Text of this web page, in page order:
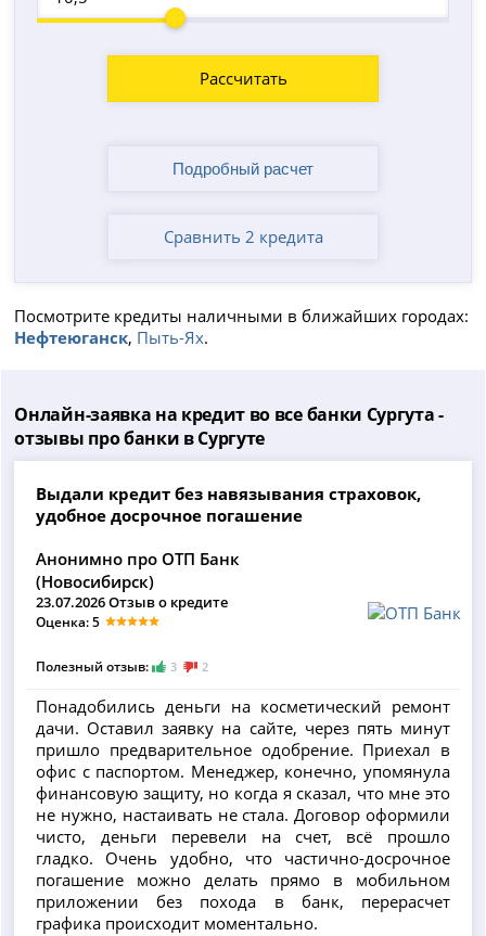
Рассчитать
Сравнить 2 кредита
Посмотрите кредиты наличными в ближайших городах:
Нефтеюганск, Пыть-Ях.
Онлайн-заявка на кредит во все банки Сургута -
отзывы про банки в Сургуте
Выдали кредит без навязывания страховок,
удобное досрочное погашение
Анонимно про ОТП Банк
(Новосибирск)
23.07.2026 Отзыв о кредите
Оценка: 5
Полезный отзыв: 3 2
Понадобились деньги на косметический ремонт
дачи. Оставил заявку на сайте, через пять минут
пришло предварительное одобрение. Приехал в
офис с паспортом. Менеджер, конечно, упомянула
финансовую защиту, но когда я сказал, что мне это
не нужно, настаивать не стала. Договор оформили
чисто, деньги перевели на счет, всё прошло
гладко. Очень удобно, что частично-досрочное
погашение можно делать прямо в мобильном
приложении без похода в банк, перерасчет
графика происходит моментально.